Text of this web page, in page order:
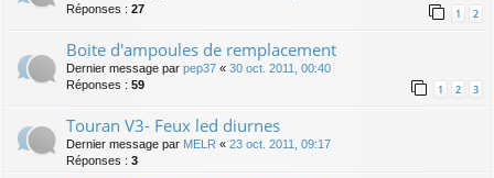
Réponses : 27 1 2
Boite d'ampoules de remplacement
Dernier message par pep37 « 30 oct. 2011, 00:40
Réponses : 59 1 2 3
Touran V3- Feux led diurnes
Dernier message par MELR « 23 oct. 2011, 09:17
Réponses : 3